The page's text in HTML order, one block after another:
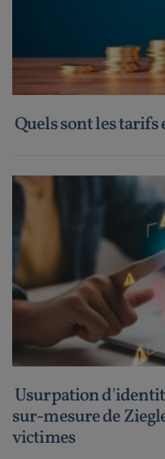
Quels sont les tarifs
Usurpation
sur-mesure de
victimes